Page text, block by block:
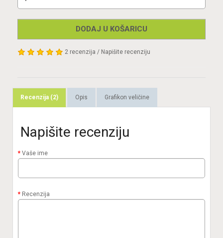
DODAJ U KOŠARICU
2 recenzija / Napišite recenziju
Recenzija (2) Opis Grafikon veličine
Napišite recenziju
Vaše ime
Recenzija